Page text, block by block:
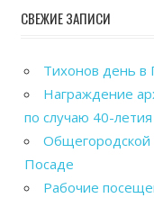
СВЕЖИЕ ЗАПИСИ
Тихонов день в
Награждение
по случаю 40-
Общегородской
Посаде
Рабочие